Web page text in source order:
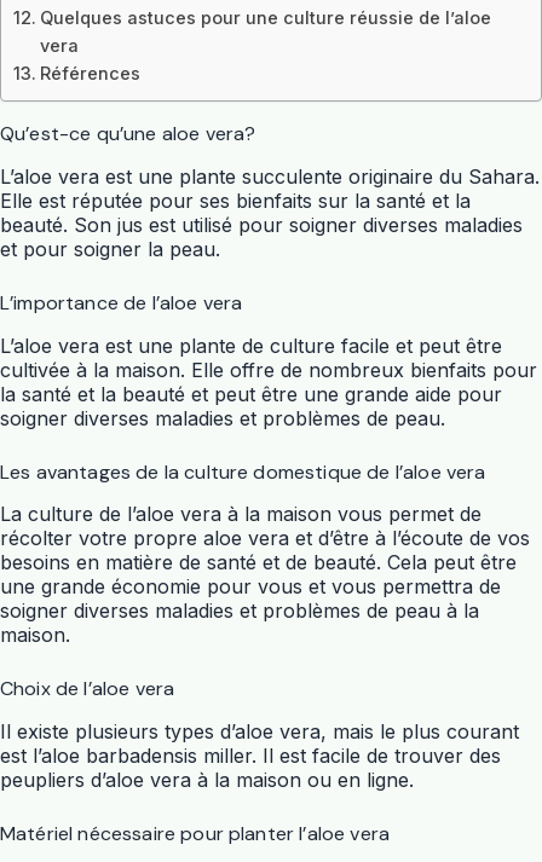
Quelques astuces pour une culture réussie de l’aloe
vera
Références
Qu’est-ce qu’une aloe vera?
L’aloe vera est une plante succulente originaire du Sahara.
Elle est réputée pour ses bienfaits sur la santé et la
beauté. Son jus est utilisé pour soigner diverses maladies
et pour soigner la peau.
L’importance de l’aloe vera
L’aloe vera est une plante de culture facile et peut être
cultivée à la maison. Elle offre de nombreux bienfaits pour
la santé et la beauté et peut être une grande aide pour
soigner diverses maladies et problèmes de peau.
Les avantages de la culture domestique de l’aloe vera
La culture de l’aloe vera à la maison vous permet de
récolter votre propre aloe vera et d’être à l’écoute de vos
besoins en matière de santé et de beauté. Cela peut être
une grande économie pour vous et vous permettra de
soigner diverses maladies et problèmes de peau à la
maison.
Choix de l’aloe vera
Il existe plusieurs types d’aloe vera, mais le plus courant
est l’aloe barbadensis miller. Il est facile de trouver des
peupliers d’aloe vera à la maison ou en ligne.
Matériel nécessaire pour planter l’aloe vera